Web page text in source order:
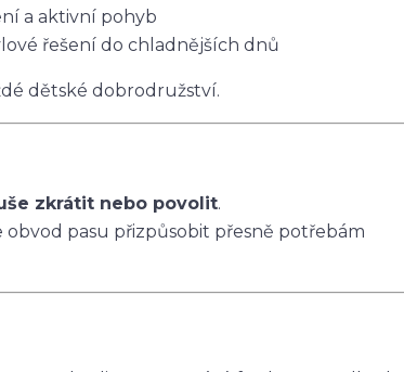
a aktivní pohyb
řešení do chladnějších dnů
dětské dobrodružství.
zkrátit nebo povolit.
pasu přizpůsobit přesně potřebám